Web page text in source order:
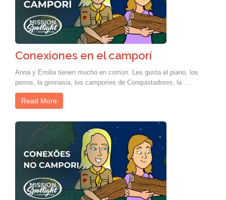
Conexiones en el camporí
Anna y Emilia tienen mucho en común. Les gusta el piano, los
perros, la gimnasia, los camporíes de Conquistadores, la …
Read More